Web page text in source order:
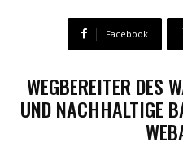
Facebook
WEGBEREITER DES
UND NACHHALTIGE